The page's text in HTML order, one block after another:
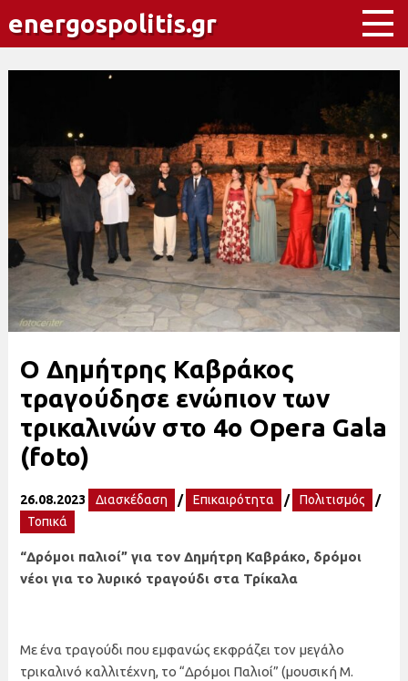
energospolitis.gr
O Δημήτρης Καβράκος
τραγούδησε ενώπιον των
τρικαλινών στο 4ο Opera Gala
(foto)
26.08.2023 Διασκέδαση / Επικαιρότητα / Πολιτισμός
/
Τοπικά
“Δρόμοι παλιοί” για τον Δημήτρη Καβράκο, δρόμοι
νέοι για το λυρικό τραγούδι στα Τρίκαλα
Με ένα τραγούδι που εμφανώς εκφράζει τον μεγάλο
τρικαλινό καλλιτέχνη, το “Δρόμοι Παλιοί” (μουσική Μ.